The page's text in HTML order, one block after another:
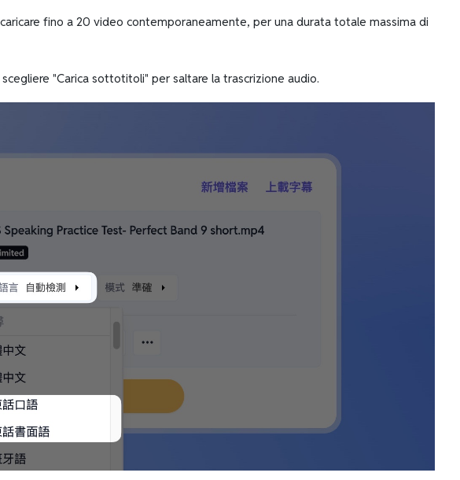
fino a 20 video contemporaneamente, per una durata totale massima di
"Carica sottotitoli" per saltare la trascrizione audio.